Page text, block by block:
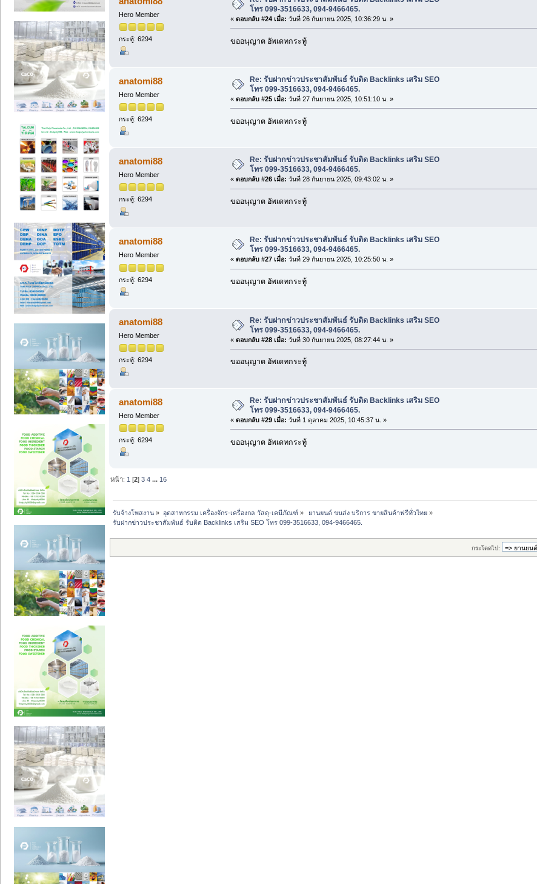
Hero Member
กระทู้: 6294
โทร 099-3516633, 094-9466465.
« ตอบกลับ #24 เมื่อ: วันที่ 26 กันยายน 2025, 10:36:29 น. »
ขออนุญาต อัพเดทกระทู้
anatomi88
Hero Member
กระทู้: 6294
Re: รับฝากข่าวประชาสัมพันธ์ รับติด Backlinks เสริม SEO
โทร 099-3516633, 094-9466465.
« ตอบกลับ #25 เมื่อ: วันที่ 27 กันยายน 2025, 10:51:10 น. »
ขออนุญาต อัพเดทกระทู้
anatomi88
Hero Member
กระทู้: 6294
Re: รับฝากข่าวประชาสัมพันธ์ รับติด Backlinks เสริม SEO
โทร 099-3516633, 094-9466465.
« ตอบกลับ #26 เมื่อ: วันที่ 28 กันยายน 2025, 09:43:02 น. »
ขออนุญาต อัพเดทกระทู้
anatomi88
Hero Member
กระทู้: 6294
Re: รับฝากข่าวประชาสัมพันธ์ รับติด Backlinks เสริม SEO
โทร 099-3516633, 094-9466465.
« ตอบกลับ #27 เมื่อ: วันที่ 29 กันยายน 2025, 10:25:50 น. »
ขออนุญาต อัพเดทกระทู้
anatomi88
Hero Member
กระทู้: 6294
Re: รับฝากข่าวประชาสัมพันธ์ รับติด Backlinks เสริม SEO
โทร 099-3516633, 094-9466465.
« ตอบกลับ #28 เมื่อ: วันที่ 30 กันยายน 2025, 08:27:44 น. »
ขออนุญาต อัพเดทกระทู้
anatomi88
Hero Member
กระทู้: 6294
Re: รับฝากข่าวประชาสัมพันธ์ รับติด Backlinks เสริม SEO
โทร 099-3516633, 094-9466465.
« ตอบกลับ #29 เมื่อ: วันที่ 1 ตุลาคม 2025, 10:45:37 น. »
ขออนุญาต อัพเดทกระทู้
หน้า: 1 [2]3 4 ... 16
รับจ้างโพสงาน » อุตสาหกรรม เครื่องจักร-เครื่องกล วัสดุ-เคมีภัณฑ์ » ยานยนต์ ขนส่ง บริการ ขายสินค้าฟรีทั่วไทย»
รับฝากข่าวประชาสัมพันธ์ รับติด Backlinks เสริม SEO โทร 099-3516633, 094-9466465.
กระโดดไป: